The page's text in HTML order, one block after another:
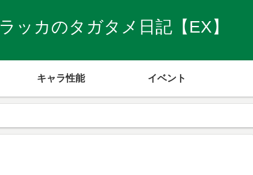
ラッカのタガタメ日記【EX】
キャラ性能 イベント